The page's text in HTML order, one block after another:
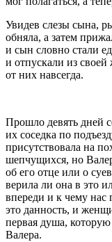
Увидев слезы сына,
обняла, а затем
и сын словно стали
и отпускали из
от них навсегда.
Прошло девять дней
их соседка по
присутствовала на
шепчущихся, но
об его отце или о
верила ли она в это
впереди и к чему нас
это данность, и
первая душа,
Валера.